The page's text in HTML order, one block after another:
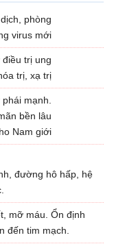
phòng
virus mới
trị ung
trị, xạ trị
mạnh.
bền lâu
Nam giới
đường hô hấp, hệ
mỡ máu. Ổn định
đến tim mạch.